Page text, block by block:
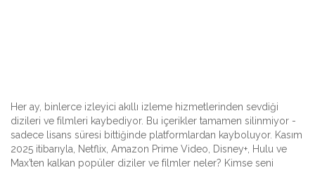
Her ay, binlerce izleyici akıllı izleme hizmetlerinden sevdiği
dizileri ve filmleri kaybediyor. Bu içerikler tamamen silinmiyor -
sadece lisans süresi bittiğinde platformlardan kayboluyor. Kasım
2025 itibarıyla, Netflix, Amazon Prime Video, Disney+, Hulu ve
Max’ten kalkan popüler diziler ve filmler neler? Kimse seni